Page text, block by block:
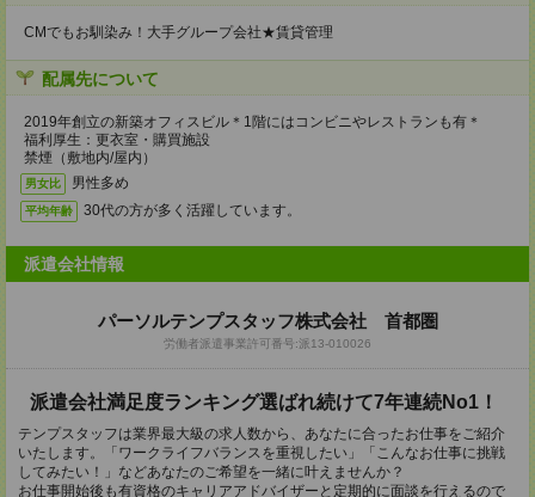
CMでもお馴染み！大手グループ会社★賃貸管理
配属先について
2019年創立の新築オフィスビル＊1階にはコンビニやレストランも有＊
福利厚生：更衣室・購買施設
禁煙（敷地内/屋内）
男女比 男性多め
平均年齢 30代の方が多く活躍しています。
派遣会社情報
パーソルテンプスタッフ株式会社 首都圏
労働者派遣事業許可番号:派13-010026
派遣会社満足度ランキング選ばれ続けて7年連続No1！
テンプスタッフは業界最大級の求人数から、あなたに合ったお仕事をご紹介
いたします。「ワークライフバランスを重視したい」「こんなお仕事に挑戦
してみたい！」などあなたのご希望を一緒に叶えませんか？
お仕事開始後も有資格のキャリアアドバイザーと定期的に面談を行えるので